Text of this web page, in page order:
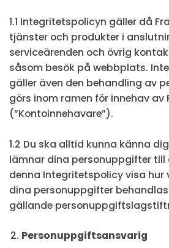
1.1 Integritetspolicyn gäller då
tjänster och produkter i
serviceärenden och övrig
såsom besök på webbplats.
gäller även den behandling av
görs inom ramen för innehav av
(”Kontoinnehavare”).
1.2 Du ska alltid kunna känna
lämnar dina personuppgifter till
denna Integritetspolicy visa hur
dina personuppgifter
gällande
Personuppgiftsansvarig